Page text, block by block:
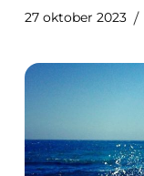
27 oktober 2023